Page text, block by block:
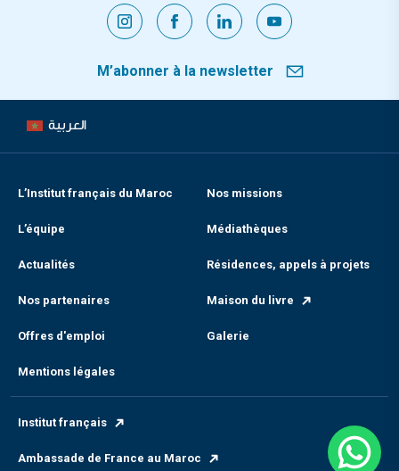
M’abonner à la newsletter
العربية
L’Institut français du Maroc Nos missions
L’équipe Médiathèques
Actualités Résidences, appels à projets
Nos partenaires Maison du livre
Offres d'emploi Galerie
Mentions légales
Institut français
Ambassade de France au Maroc